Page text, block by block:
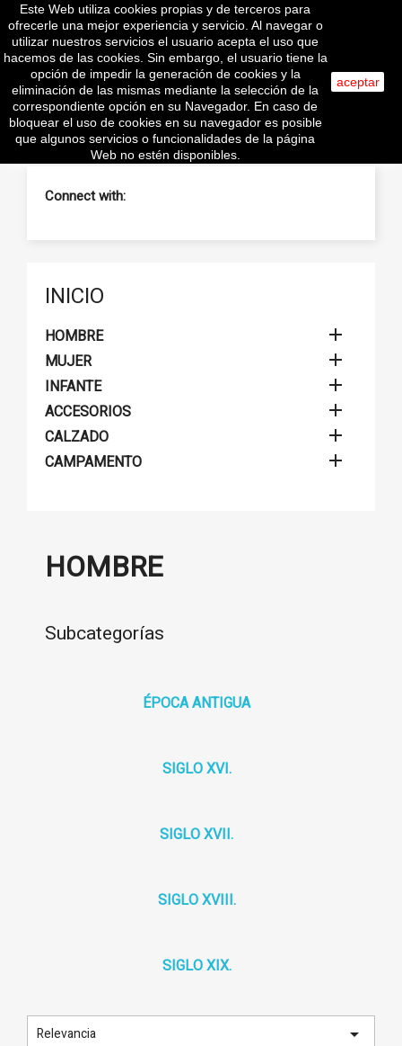
 
search
Connect with:
INICIO
HOMBRE

MUJER

INFANTE

ACCESORIOS

CALZADO

CAMPAMENTO

HOMBRE
Subcategorías
ÉPOCA ANTIGUA
SIGLO XVI.
SIGLO XVII.
SIGLO XVIII.
SIGLO XIX.
Relevancia

Este Web utiliza cookies propias y de terceros para
ofrecerle una mejor experiencia y servicio. Al navegar o
utilizar nuestros servicios el usuario acepta el uso que
hacemos de las cookies. Sin embargo, el usuario tiene la
opción de impedir la generación de cookies y la
eliminación de las mismas mediante la selección de la
correspondiente opción en su Navegador. En caso de
bloquear el uso de cookies en su navegador es posible
que algunos servicios o funcionalidades de la página
Web no estén disponibles.
aceptar